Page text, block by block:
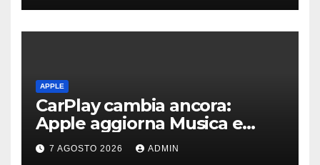
APPLE
CarPlay cambia ancora:
Apple aggiorna Musica e
Podcast in auto
7 AGOSTO 2026 ADMIN